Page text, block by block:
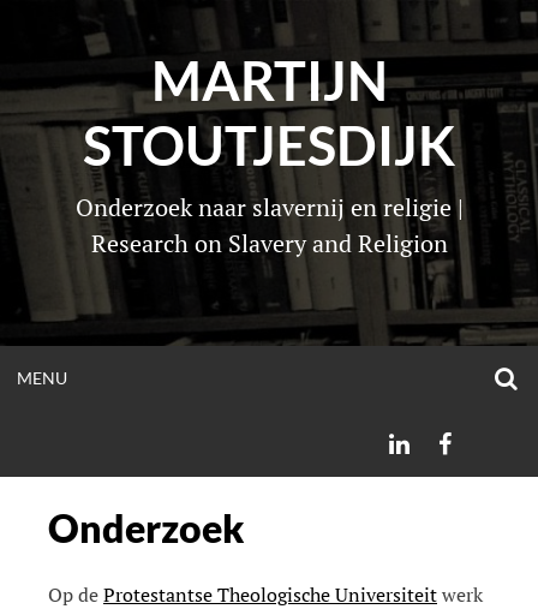
inhoud
MARTIJN
STOUTJESDIJK
Onderzoek naar slavernij en religie |
Research on Slavery and Religion
MENU
LINKEDIN
Onderzoek
Op deProtestantse Theologische Universiteitwerk